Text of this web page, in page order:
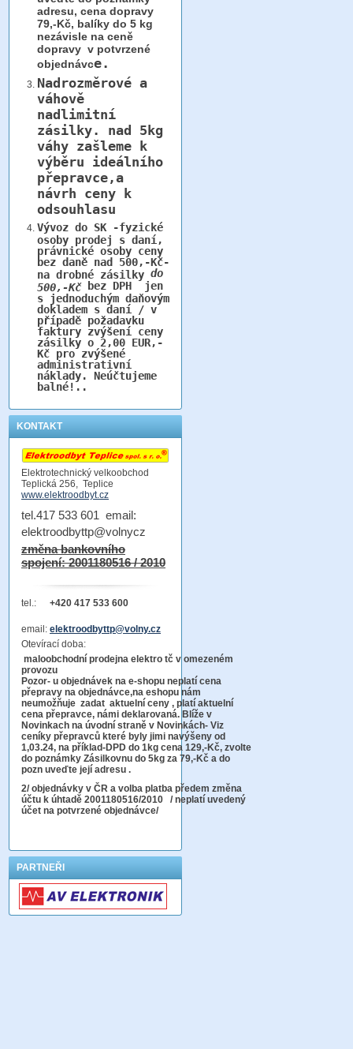
adresu, cena dopravy
79,-Kč, balíky do 5 kg
nezávisle na ceně
dopravy v potvrzené
objednávce.
Nadrozměrové a
váhově
nadlimitní
zásilky. nad 5kg
váhy zašleme k
výběru ideálního
přepravce,a
návrh ceny k
odsouhlasu
Vývoz do SK -fyzické
osoby prodej s daní,
právnické osoby ceny
bez daně nad 500,-Kč-
na drobné zásilky do
500,-Kčbez DPH jen
s jednoduchým daňovým
dokladem s daní / v
případě požadavku
faktury zvýšení ceny
zásilky o 2,00 EUR,-
Kč pro zvýšené
administrativní
náklady. Neúčtujeme
balné!..
KONTAKT
Elektrotechnický velkoobchod
Teplická 256, Teplice
www.elektroodbyt.cz
tel.417 533 601 email:
elektroodbyttp@volnycz
změna bankovního
spojení: 2001180516 / 2010
tel.: +420 417 533 600
email: elektroodbyttp@volny.cz
Otevírací doba:
maloobchodní prodejna elektro tč v omezeném
provozu
Pozor- u objednávek na e-shopu neplatí cena
přepravy na objednávce,na eshopu nám
neumožňuje zadat aktuelní ceny , platí aktuelní
cena přepravce, námi deklarovaná. Blíže v
Novinkach na úvodní straně v Novinkách- Viz
ceníky přepravců které byly jimi navýšeny od
1,03.24, na příklad-DPD do 1kg cena 129,-Kč, zvolte
do poznámky Zásilkovnu do 5kg za 79,-Kč a do
pozn uveďte její adresu .
2/ objednávky v ČR a volba platba předem změna
účtu k úhtadě 2001180516/2010 / neplatí uvedený
účet na potvrzené objednávce/
PARTNEŘI